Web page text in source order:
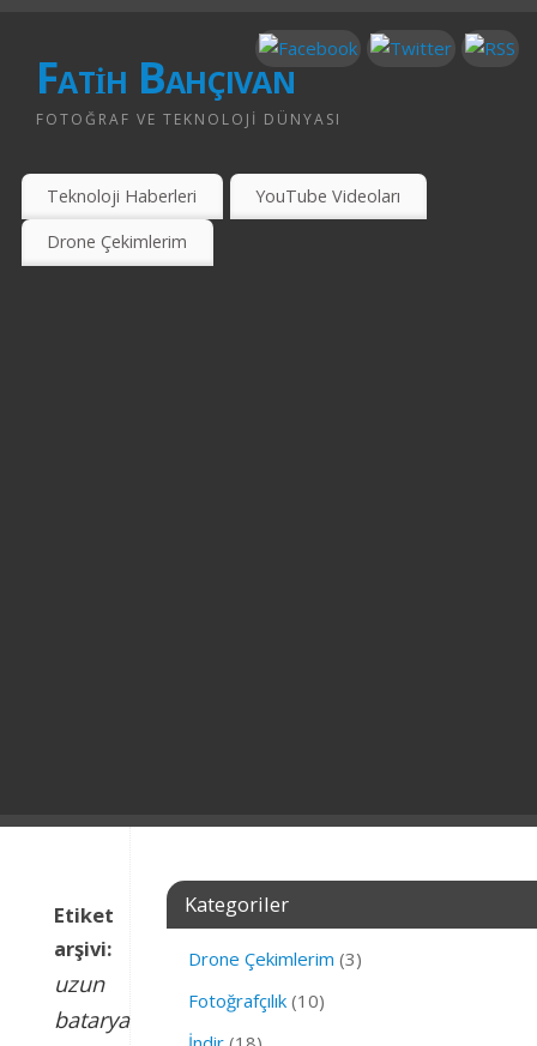
Fatih Bahçıvan
FOTOĞRAF VE TEKNOLOJI DÜNYASI
Teknoloji Haberleri YouTube Videoları
Drone Çekimlerim
Etiket
arşivi:
uzun
batarya
Kategoriler
Drone Çekimlerim (3)
Fotoğrafçılık (10)